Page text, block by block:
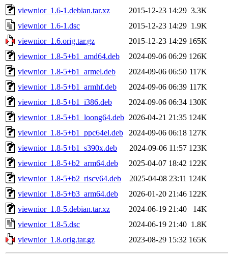
viewnior_1.6-1.debian.tar.xz
2015-12-23 14:29 3.3K
viewnior_1.6-1.dsc
2015-12-23 14:29 1.9K
viewnior_1.6.orig.tar.gz
2015-12-23 14:29 165K
viewnior_1.8-5+b1_amd64.deb
2024-09-06 06:29 126K
viewnior_1.8-5+b1_armel.deb
2024-09-06 06:50 117K
viewnior_1.8-5+b1_armhf.deb
2024-09-06 06:39 117K
viewnior_1.8-5+b1_i386.deb
2024-09-06 06:34 130K
viewnior_1.8-5+b1_loong64.deb 2026-04-21 21:35 124K
viewnior_1.8-5+b1_ppc64el.deb
2024-09-06 06:18 127K
viewnior_1.8-5+b1_s390x.deb
2024-09-06 11:57 123K
viewnior_1.8-5+b2_arm64.deb
2025-04-07 18:42 122K
viewnior_1.8-5+b2_riscv64.deb
2025-04-08 23:11 124K
viewnior_1.8-5+b3_arm64.deb
2026-01-20 21:46 122K
viewnior_1.8-5.debian.tar.xz
2024-06-19 21:40
14K
viewnior_1.8-5.dsc
2024-06-19 21:40 1.8K
viewnior_1.8.orig.tar.gz
2023-08-29 15:32 165K